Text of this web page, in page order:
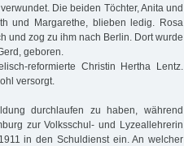
Die beiden Töchter, Anita und
und Margarethe, blieben ledig. Rosa
und zog zu ihm nach Berlin. Dort wurde
geboren.
reformierte Christin Hertha Lentz.
versorgt.
durchlaufen zu haben, während
zur Volksschul- und Lyzeallehrerin
in den Schuldienst ein. An welcher